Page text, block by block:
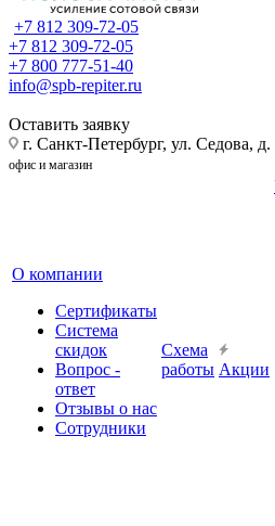
+7 812 309-72-05
+7 812 309-72-05
+7 800 777-51-40
info@spb-repiter.ru
Оставить заявку
г. Санкт-Петербург, ул. Седова,
офис и магазин
О компании
Сертификаты
Система
скидок
Вопрос -
ответ
Отзывы о нас
Сотрудники
Схема
работы Акции